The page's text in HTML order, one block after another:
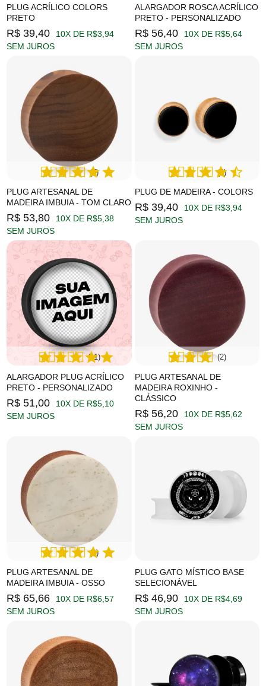
PLUG ACRÍLICO COLORS
PRETO
R$ 39,40
10X DE R$3,94
SEM JUROS
ALARGADOR ROSCA ACRÍLICO
PRETO - PERSONALIZADO
R$ 56,40
10X DE R$5,64
SEM JUROS
PLUG ARTESANAL DE
MADEIRA IMBUIA - TOM CLARO
(5)
R$ 53,80
10X DE R$5,38
SEM JUROS
PLUG DE MADEIRA - COLORS
(6)
R$ 39,40
10X DE R$3,94
SEM JUROS
ALARGADOR PLUG ACRÍLICO
PRETO - PERSONALIZADO
(11)
R$ 51,00
10X DE R$5,10
SEM JUROS
PLUG ARTESANAL DE
MADEIRA ROXINHO -
CLÁSSICO
(2)
R$ 56,20
10X DE R$5,62
SEM JUROS
PLUG ARTESANAL DE
MADEIRA IMBUIA - OSSO
(1)
R$ 65,66
10X DE R$6,57
SEM JUROS
PLUG GATO MÍSTICO BASE
SELECIONÁVEL
R$ 46,90
10X DE R$4,69
SEM JUROS